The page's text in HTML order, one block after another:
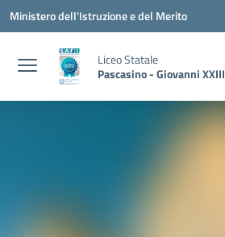
Vai ai contenuti
Vai al menu di navigazione
Vai al footer
Ministero dell'Istruzione e del Merito
Liceo Statale
Pascasino - Giovanni XXIII